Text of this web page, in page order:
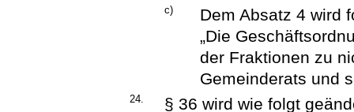
c)
Dem Absatz 4 wird
„Die
der Fraktionen zu
Gemeinderats und
24. § 36 wird wie folgt